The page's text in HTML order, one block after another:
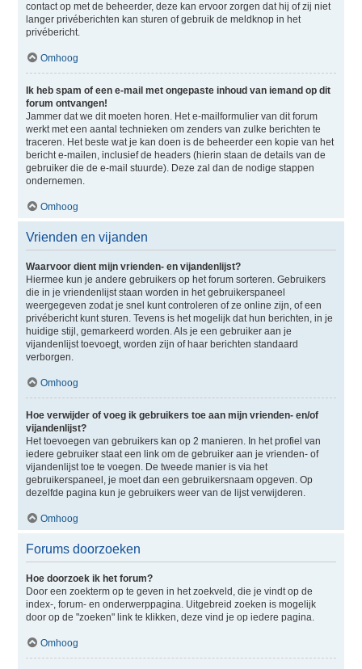
contact op met de beheerder, deze kan ervoor zorgen dat hij of zij niet
langer privéberichten kan sturen of gebruik de meldknop in het
privébericht.
Omhoog
Ik heb spam of een e-mail met ongepaste inhoud van iemand op dit
forum ontvangen!
Jammer dat we dit moeten horen. Het e-mailformulier van dit forum
werkt met een aantal technieken om zenders van zulke berichten te
traceren. Het beste wat je kan doen is de beheerder een kopie van het
bericht e-mailen, inclusief de headers (hierin staan de details van de
gebruiker die de e-mail stuurde). Deze zal dan de nodige stappen
ondernemen.
Omhoog
Vrienden en vijanden
Waarvoor dient mijn vrienden- en vijandenlijst?
Hiermee kun je andere gebruikers op het forum sorteren. Gebruikers
die in je vriendenlijst staan worden in het gebruikerspaneel
weergegeven zodat je snel kunt controleren of ze online zijn, of een
privébericht kunt sturen. Tevens is het mogelijk dat hun berichten, in je
huidige stijl, gemarkeerd worden. Als je een gebruiker aan je
vijandenlijst toevoegt, worden zijn of haar berichten standaard
verborgen.
Omhoog
Hoe verwijder of voeg ik gebruikers toe aan mijn vrienden- en/of
vijandenlijst?
Het toevoegen van gebruikers kan op 2 manieren. In het profiel van
iedere gebruiker staat een link om de gebruiker aan je vrienden- of
vijandenlijst toe te voegen. De tweede manier is via het
gebruikerspaneel, je moet dan een gebruikersnaam opgeven. Op
dezelfde pagina kun je gebruikers weer van de lijst verwijderen.
Omhoog
Forums doorzoeken
Hoe doorzoek ik het forum?
Door een zoekterm op te geven in het zoekveld, die je vindt op de
index-, forum- en onderwerppagina. Uitgebreid zoeken is mogelijk
door op de "zoeken" link te klikken, deze vind je op iedere pagina.
Omhoog